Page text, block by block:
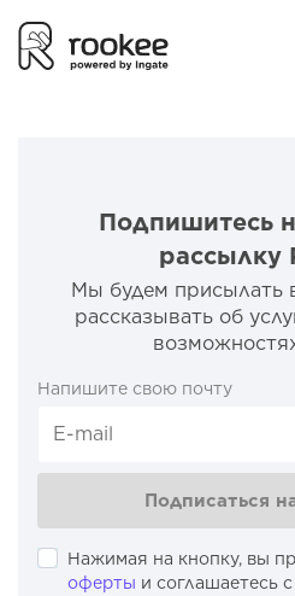
Подпишитесь
рассылку
Мы будем присылать
рассказывать об
Напишите свою почту
Подписаться
Нажимая на кнопку, вы
оферты и соглашаетесь с